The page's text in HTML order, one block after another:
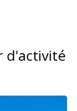
d'activité